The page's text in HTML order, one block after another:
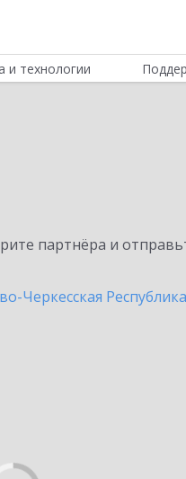
и технологии
партнёра и
Черкесская Республика